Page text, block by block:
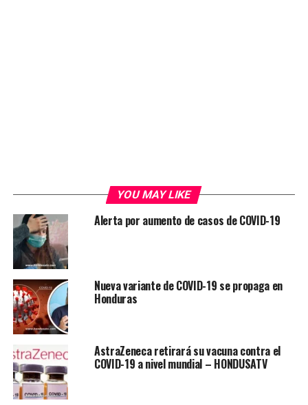
YOU MAY LIKE
Alerta por aumento de casos de COVID-19
Nueva variante de COVID-19 se propaga en
Honduras
AstraZeneca retirará su vacuna contra el
COVID-19 a nivel mundial – HONDUSATV